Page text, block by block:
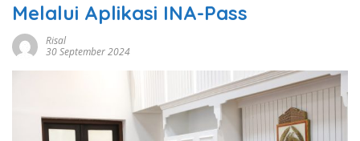
Melalui Aplikasi INA-Pass
Risal
30 September 2024